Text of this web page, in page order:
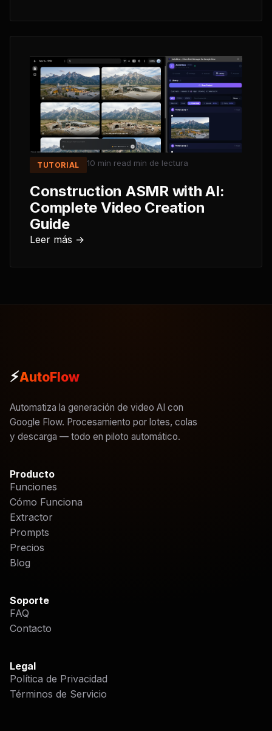
TUTORIAL 10 min read min de lectura
Construction ASMR with AI:
Complete Video Creation
Guide
Leer más →
⚡AutoFlow
Automatiza la generación de video AI con
Google Flow. Procesamiento por lotes, colas
y descarga — todo en piloto automático.
Producto
Funciones
Cómo Funciona
Extractor
Prompts
Precios
Blog
Soporte
FAQ
Contacto
Legal
Política de Privacidad
Términos de Servicio